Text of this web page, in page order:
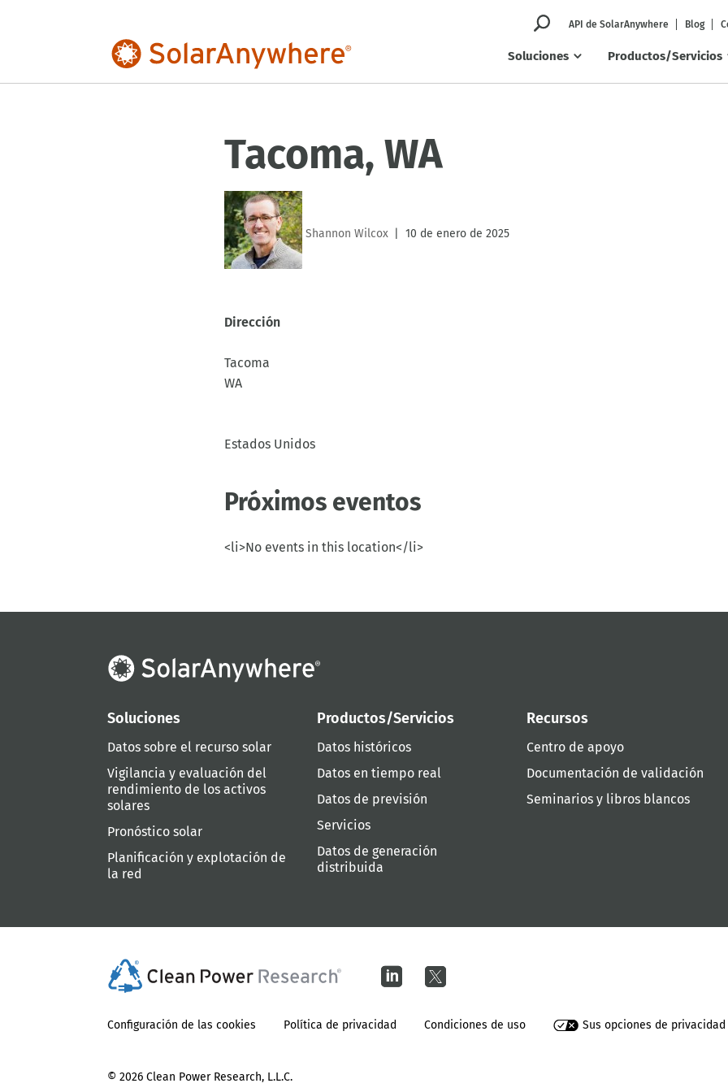
API de SolarAnywhere Blog
Soluciones Productos/Servicios
Tacoma, WA
Shannon Wilcox 10 de enero de 2025
Dirección
Tacoma
WA
Estados Unidos
Próximos eventos
<li>No events in this location</li>
Soluciones
Datos sobre el recurso solar
Vigilancia y evaluación del
rendimiento de los activos
solares
Pronóstico solar
Planificación y explotación de
la red
Productos/Servicios
Datos históricos
Datos en tiempo real
Datos de previsión
Servicios
Datos de generación
distribuida
Recursos
Centro de apoyo
Documentación de validación
Seminarios y libros blancos
Configuración de las cookies Política de privacidad Condiciones de uso Sus opciones de privacidad
© 2026 Clean Power Research, L.L.C.